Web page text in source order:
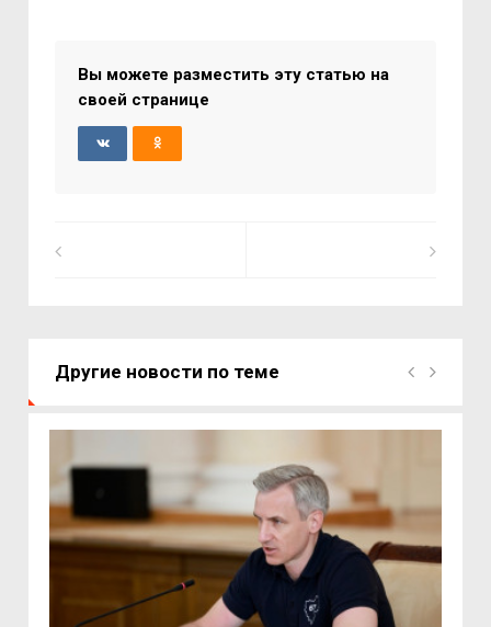
Вы можете разместить эту статью на
своей странице
Другие новости по теме